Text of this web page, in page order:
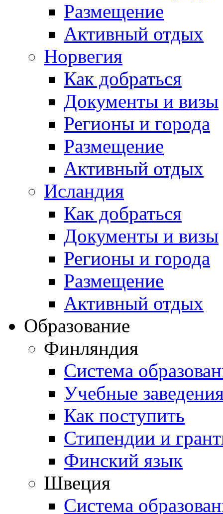
Размещение
Активный отдых
Норвегия
Как добраться
Документы и визы
Регионы и города
Размещение
Активный отдых
Исландия
Как добраться
Документы и визы
Регионы и города
Размещение
Активный отдых
Образование
Финляндия
Система
Учебные
Как поступить
Стипендии и
Финский язык
Швеция
Система